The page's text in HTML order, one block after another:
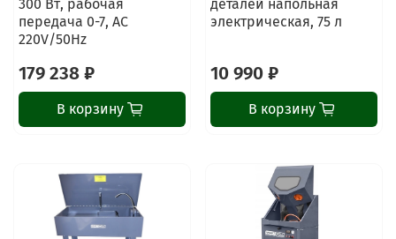
300 Вт, рабочая
передача 0-7, AC
220V/50Hz
179 238 ₽
В корзину
деталей напольная
электрическая, 75 л
10 990 ₽
В корзину